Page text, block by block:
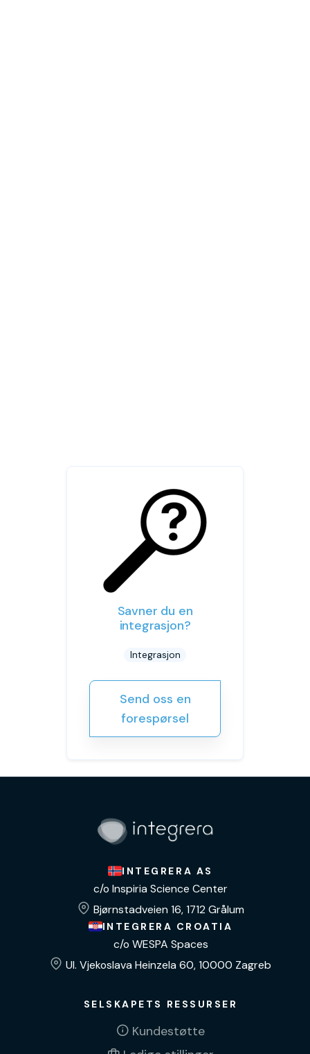
Savner du en
integrasjon?
Integrasjon
Send oss en
forespørsel
INTEGRERA AS
c/o Inspiria Science Center
Bjørnstadveien 16, 1712 Grålum
INTEGRERA CROATIA
c/o WESPA Spaces
Ul. Vjekoslava Heinzela 60, 10000 Zagreb
SELSKAPETS RESSURSER
Kundestøtte